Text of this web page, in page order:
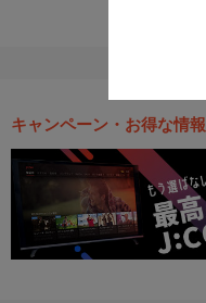
キャンペーン・お得な情報